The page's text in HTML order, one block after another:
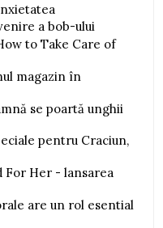
a bob-ului
to Take Care of
magazin în
se poartă unghii
pentru Craciun,
For Her - lansarea
are un rol esential